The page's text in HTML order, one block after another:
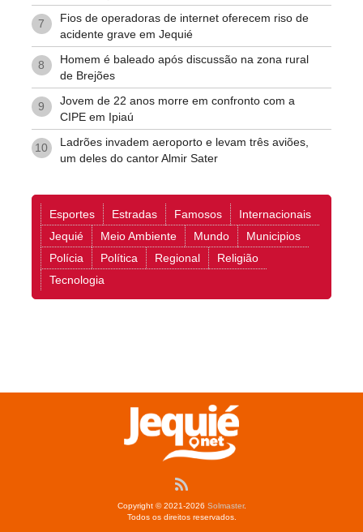
7
Fios de operadoras de internet oferecem riso de
acidente grave em Jequié
8
Homem é baleado após discussão na zona rural
de Brejões
9
Jovem de 22 anos morre em confronto com a
CIPE em Ipiaú
10
Ladrões invadem aeroporto e levam três aviões,
um deles do cantor Almir Sater
Esportes Estradas Famosos
Internacionais
Jequié
Meio Ambiente Mundo
Municipios
Polícia
Política Regional
Religião
Tecnologia
Copyright © 2021-2026 Solmaster.
Todos os direitos reservados.